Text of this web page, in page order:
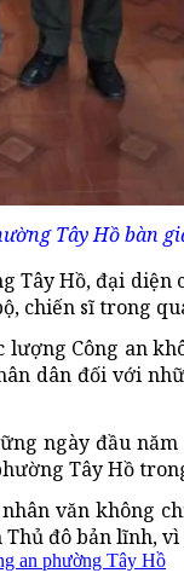
Tây Hồ bàn
Tây Hồ, đại
chiến sĩ trong
lượng Công an
dân đối với
ngày đầu
Tây Hồ
văn không
đô bản lĩnh,
an phường Tây Hồ